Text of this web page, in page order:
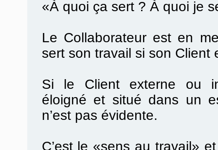
«À quoi ça sert ? À quoi je
Le Collaborateur est en
sert son travail si son Client
Si le Client externe ou
éloigné et situé dans un
n’est pas évidente.
C’est le «sens au travail»